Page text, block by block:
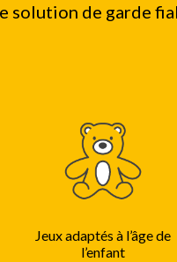
solution de garde
Jeux adaptés à l’âge de
l’enfant